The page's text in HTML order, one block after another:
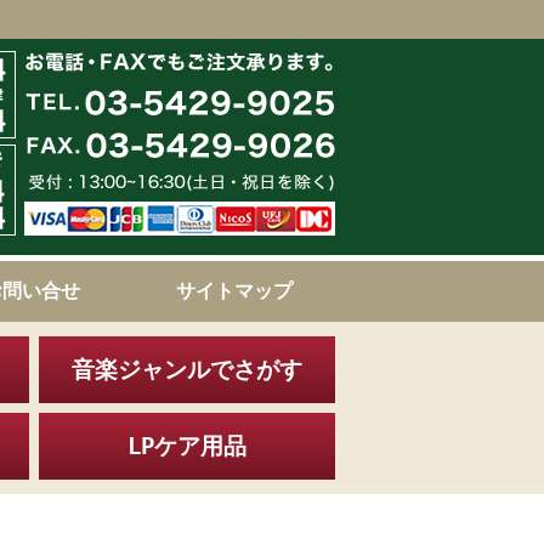
い合せ サイトマップ
音楽ジャンルでさがす
LPケア用品